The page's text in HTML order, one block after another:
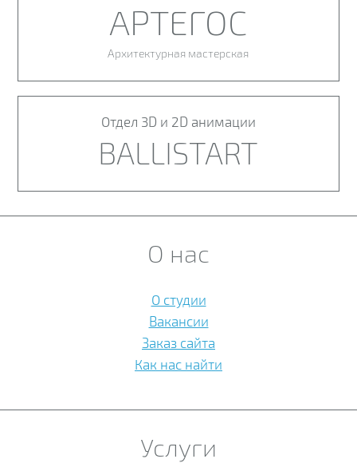
АРТЕГОС
Архитектурная мастерская
Отдел 3D и 2D анимации
BALLISTART
О нас
О студии
Вакансии
Заказ сайта
Как нас найти
Услуги